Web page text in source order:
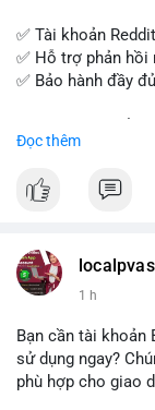
✅ Tài khoản
✅ Hỗ trợ phản hồi
✅ Bảo hành đầy
📞 WhatsApp: +1
📧 Email:
của bạn!
Đọc thêm
1 h
Bạn cần tài khoản
sử dụng ngay?
phù hợp cho giao